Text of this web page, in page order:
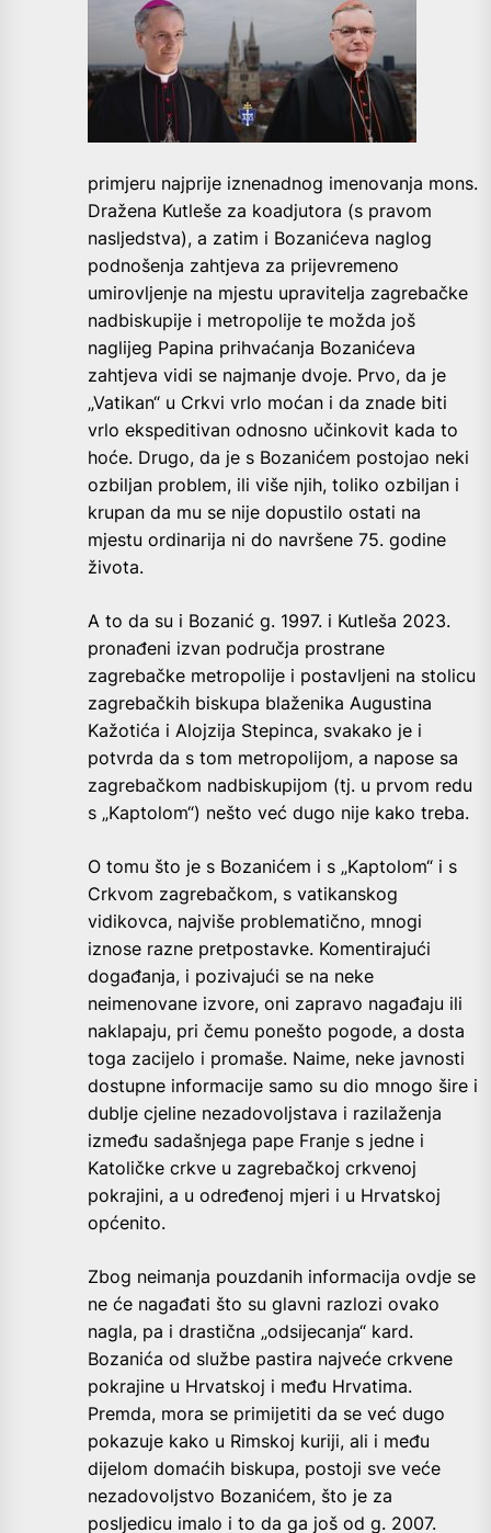
primjeru najprije iznenadnog imenovanja mons.
Dražena Kutleše za koadjutora (s pravom
nasljedstva), a zatim i Bozanićeva naglog
podnošenja zahtjeva za prijevremeno
umirovljenje na mjestu upravitelja zagrebačke
nadbiskupije i metropolije te možda još
naglijeg Papina prihvaćanja Bozanićeva
zahtjeva vidi se najmanje dvoje. Prvo, da je
„Vatikan“ u Crkvi vrlo moćan i da znade biti
vrlo ekspeditivan odnosno učinkovit kada to
hoće. Drugo, da je s Bozanićem postojao neki
ozbiljan problem, ili više njih, toliko ozbiljan i
krupan da mu se nije dopustilo ostati na
mjestu ordinarija ni do navršene 75. godine
života.
A to da su i Bozanić g. 1997. i Kutleša 2023.
pronađeni izvan područja prostrane
zagrebačke metropolije i postavljeni na stolicu
zagrebačkih biskupa blaženika Augustina
Kažotića i Alojzija Stepinca, svakako je i
potvrda da s tom metropolijom, a napose sa
zagrebačkom nadbiskupijom (tj. u prvom redu
s „Kaptolom“) nešto već dugo nije kako treba.
O tomu što je s Bozanićem i s „Kaptolom“ i s
Crkvom zagrebačkom, s vatikanskog
vidikovca, najviše problematično, mnogi
iznose razne pretpostavke. Komentirajući
događanja, i pozivajući se na neke
neimenovane izvore, oni zapravo nagađaju ili
naklapaju, pri čemu ponešto pogode, a dosta
toga zacijelo i promaše. Naime, neke javnosti
dostupne informacije samo su dio mnogo šire i
dublje cjeline nezadovoljstava i razilaženja
između sadašnjega pape Franje s jedne i
Katoličke crkve u zagrebačkoj crkvenoj
pokrajini, a u određenoj mjeri i u Hrvatskoj
općenito.
Zbog neimanja pouzdanih informacija ovdje se
ne će nagađati što su glavni razlozi ovako
nagla, pa i drastična „odsijecanja“ kard.
Bozanića od službe pastira najveće crkvene
pokrajine u Hrvatskoj i među Hrvatima.
Premda, mora se primijetiti da se već dugo
pokazuje kako u Rimskoj kuriji, ali i među
dijelom domaćih biskupa, postoji sve veće
nezadovoljstvo Bozanićem, što je za
posljedicu imalo i to da ga još od g. 2007.